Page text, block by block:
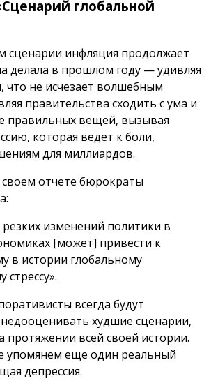
глобальной
сценарии инфляция продолжает
делала в прошлом году — удивляя
что не исчезает волшебным
правительства сходить с ума и
правильных вещей, вызывая
которая ведет к боли,
для миллиардов.
отчете бюрократы
изменений политики в
[может] привести к
в истории глобальному
стрессу».
всегда будут
худшие сценарии,
протяжении всей своей истории.
упомянем еще один реальный
депрессия.